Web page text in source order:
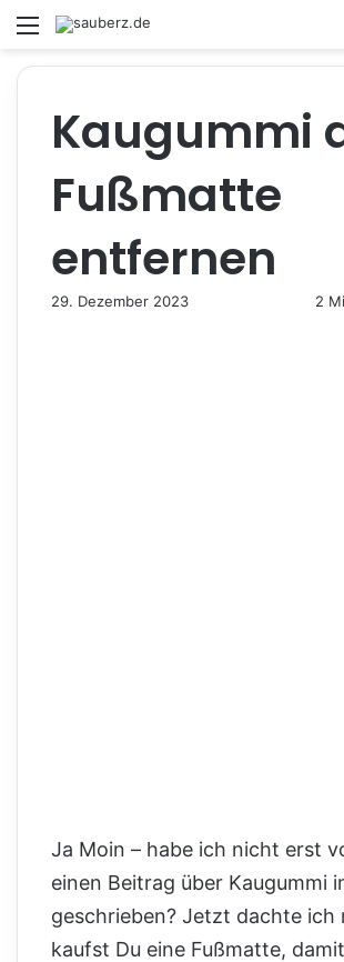
Menü
Kaugummi
Fußmatte
entfernen
29. Dezember 2023 2
Ja Moin – habe ich nicht erst
einen Beitrag über Kaugummi
geschrieben? Jetzt dachte ich
kaufst Du eine Fußmatte,